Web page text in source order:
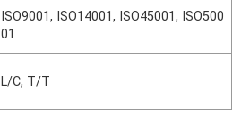
ISO9001, ISO14001, ISO45001, ISO500
01
L/C, T/T